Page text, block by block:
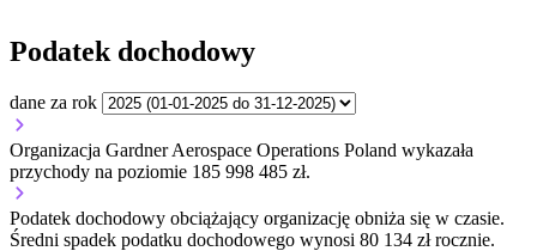
Podatek dochodowy
dane za rok
Organizacja Gardner Aerospace Operations Poland wykazała
przychody na poziomie 185 998 485 zł.
Podatek dochodowy obciążający organizację obniża się w czasie.
Średni spadek podatku dochodowego wynosi 80 134 zł rocznie.